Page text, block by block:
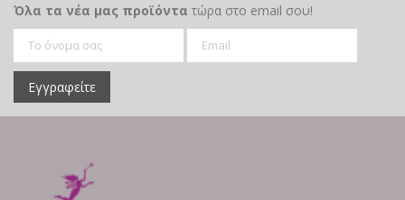
Όλα τα νέα μας προϊόντα τώρα στο email σου!
Εγγραφείτε